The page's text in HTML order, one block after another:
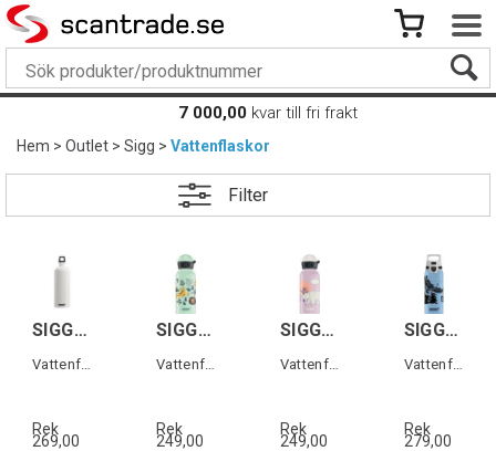
7 000,00 kvar till fri frakt
Hem>Outlet>Sigg>Vattenflaskor
Filter
SIGG TRAVELLER Vit 1,0 L
Rek
269,00
SIGG KBT Jungle Tzz 0,4 L
Rek
249,00
SIGG KBT Beary 0,4 L
Rek
249,00
SIGG WMB ONE Brave Eagle 0,6 L
Vattenflaska för barn
Rek
279,00